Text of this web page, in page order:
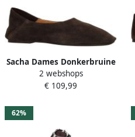
Sacha Dames Donkerbruine
suède ballerina's
2 webshops
€ 109,99
62%